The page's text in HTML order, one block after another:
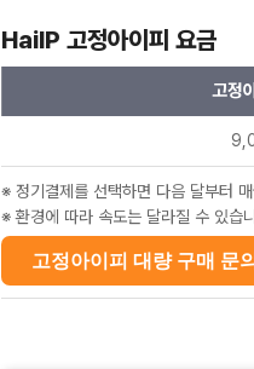
HaiIP 고정아이피 요금
고정
※ 정기결제를 선택하면 다음 달부터
※ 환경에 따라 속도는 달라질 수 있습
고정아이피 대량 구매 문의